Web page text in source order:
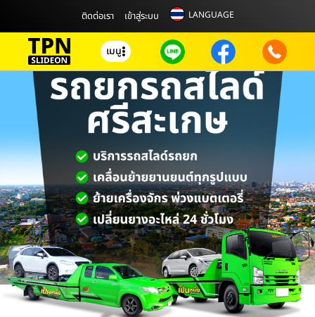
ติดต่อเรา เข้าสู่ระบบ LANGUAGE
เมนู